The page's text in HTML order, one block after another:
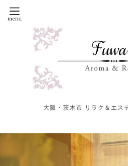
大阪・茨木市 リラク＆エス